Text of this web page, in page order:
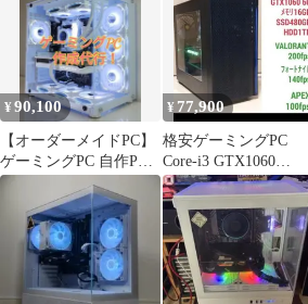
¥90,100
【オーダーメイドPC】
ゲーミングPC 自作PC
お見積り受付
¥ 77,900
格安ゲーミングPC
Core-i3 GTX1060
SSD480G メモリ16G